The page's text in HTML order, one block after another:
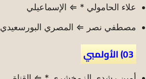
علاء الحامولي * ⇐ الإسماعيلي
مصطفي نصر ⇐ المصري البورسعيدي
03) الأولمبي